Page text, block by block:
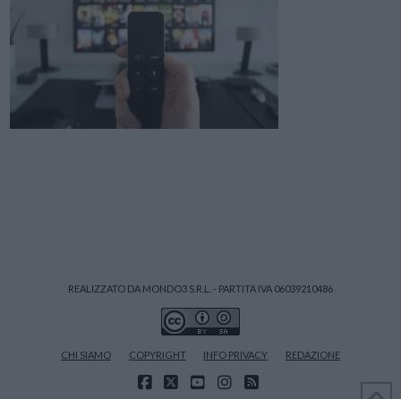
REALIZZATO DA MONDO3 S.R.L. - PARTITA IVA 06039210486
CHI SIAMO COPYRIGHT INFO PRIVACY REDAZIONE